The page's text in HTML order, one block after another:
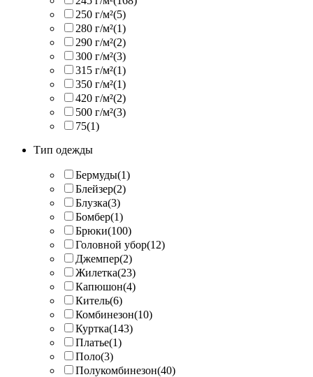
250 г/м²(5)
280 г/м²(1)
290 г/м²(2)
300 г/м²(3)
315 г/м²(1)
350 г/м²(1)
420 г/м²(2)
500 г/м²(3)
75(1)
Тип одежды
Бермуды(1)
Блейзер(2)
Блузка(3)
Бомбер(1)
Брюки(100)
Головной убор(12)
Джемпер(2)
Жилетка(23)
Капюшон(4)
Китель(6)
Комбинезон(10)
Куртка(143)
Платье(1)
Поло(3)
Полукомбинезон(40)